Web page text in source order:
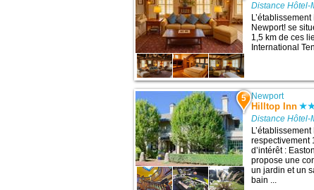
Distance
Newport! se
1,5 km de ces
International
5 Newport
Hilltop Inn
Distance
respectivement
d’intérêt :
propose une
un jardin et un
bain ...